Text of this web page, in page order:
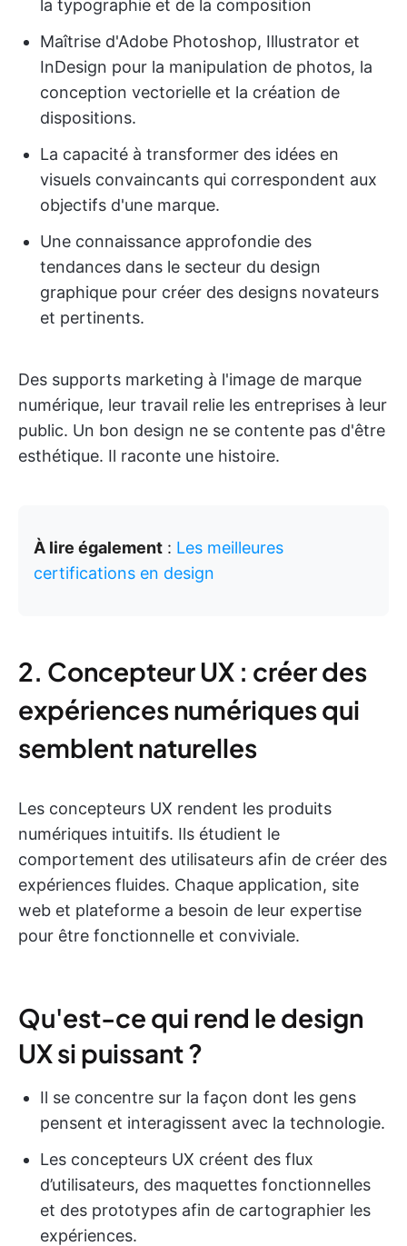
la typographie et de la composition
Maîtrise d'Adobe Photoshop, Illustrator et
InDesign pour la manipulation de photos, la
conception vectorielle et la création de
dispositions.
La capacité à transformer des idées en
visuels convaincants qui correspondent aux
objectifs d'une marque.
Une connaissance approfondie des
tendances dans le secteur du design
graphique pour créer des designs novateurs
et pertinents.
Des supports marketing à l'image de marque
numérique, leur travail relie les entreprises à leur
public. Un bon design ne se contente pas d'être
esthétique. Il raconte une histoire.
À lire également : Les meilleures
certifications en design
2. Concepteur UX : créer des
expériences numériques qui
semblent naturelles
Les concepteurs UX rendent les produits
numériques intuitifs. Ils étudient le
comportement des utilisateurs afin de créer des
expériences fluides. Chaque application, site
web et plateforme a besoin de leur expertise
pour être fonctionnelle et conviviale.
Qu'est-ce qui rend le design
UX si puissant ?
Il se concentre sur la façon dont les gens
pensent et interagissent avec la technologie.
Les concepteurs UX créent des flux
d’utilisateurs, des maquettes fonctionnelles
et des prototypes afin de cartographier les
expériences.